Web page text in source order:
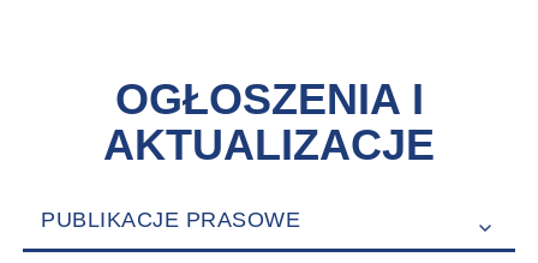
OGŁOSZENIA I
AKTUALIZACJE
PUBLIKACJE PRASOWE